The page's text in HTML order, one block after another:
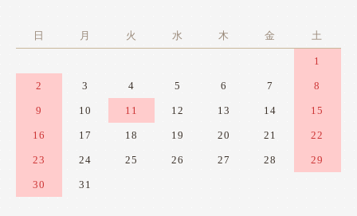
日 月 火 水 木 金 土
1
2 3 4 5 6 7 8
9 10 11 12 13 14 15
16 17 18 19 20 21 22
23 24 25 26 27 28 29
30 31